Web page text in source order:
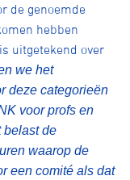
de genoemde
hebben
uitgetekend over
we het
deze categorieën
voor profs en
belast de
waarop de
een comité als dat